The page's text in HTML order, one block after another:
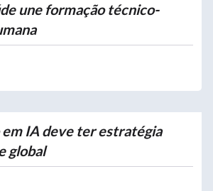
une formação técnico-
IA deve ter estratégia
global